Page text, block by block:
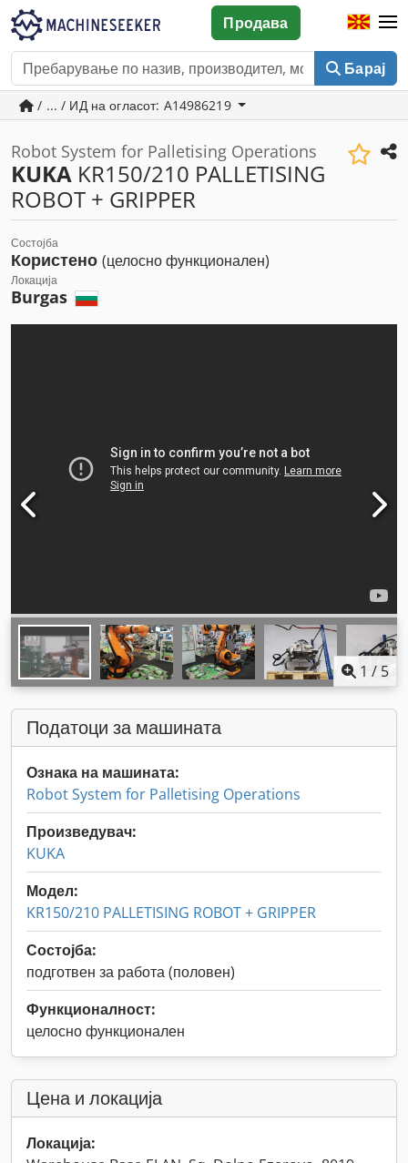
Барај
Продава
/ ... / ИД на огласот: A14986219
Robot System for Palletising Operations
KUKA KR150/210 PALLETISING
ROBOT + GRIPPER
Состојба
Користено (целосно функционален)
Локација
Burgas
1 / 5
Податоци за машината
Ознака на машината:
Robot System for Palletising Operations
Произведувач:
KUKA
Модел:
KR150/210 PALLETISING ROBOT + GRIPPER
Состојба:
подготвен за работа (половен)
Функционалност:
целосно функционален
Цена и локација
Локација: